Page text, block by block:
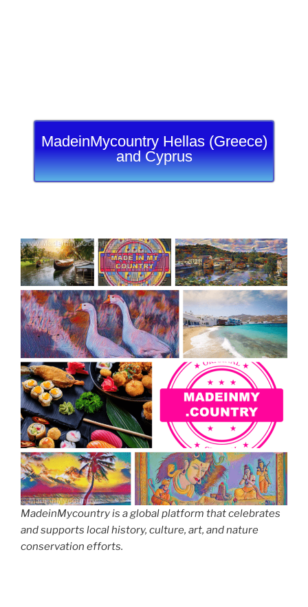
MadeinMycountry Hellas (Greece)
and Cyprus
MadeinMycountry is a global platform that celebrates
and supports local history, culture, art, and nature
conservation efforts.